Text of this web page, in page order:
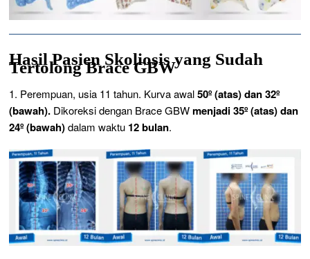
Hasil Pasien Skoliosis yang Sudah
Tertolong Brace GBW
1. Perempuan, usia 11 tahun. Kurva awal50º (atas) dan 32º
(bawah). Dikoreksi dengan Brace GBWmenjadi 35º (atas) dan
24º (bawah)dalam waktu 12 bulan.